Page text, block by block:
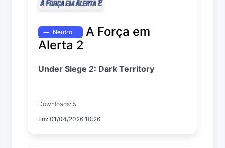
Neutro
A Força em
Alerta 2
Under Siege 2: Dark Territory
Downloads: 5
Em: 01/04/2026 10:26